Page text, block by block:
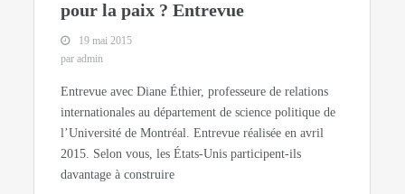
pour la paix ? Entrevue
19 mai 2015
par admin
Entrevue avec Diane Éthier, professeure de relations
internationales au département de science politique de
l’Université de Montréal. Entrevue réalisée en avril
2015. Selon vous, les États-Unis participent-ils
davantage à construire